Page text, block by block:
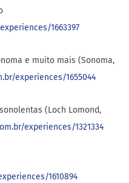
1663397
e muito mais (Sonoma,
experiences/1655044
(Loch Lomond,
experiences/1321334
1610894